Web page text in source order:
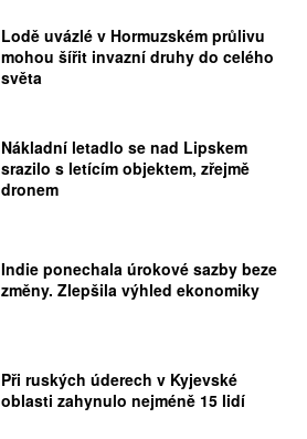
Lodě uvázlé v Hormuzském průlivu
mohou šířit invazní druhy do celého
světa
Nákladní letadlo se nad Lipskem
srazilo s letícím objektem, zřejmě
dronem
Indie ponechala úrokové sazby beze
změny. Zlepšila výhled ekonomiky
Při ruských úderech v Kyjevské
oblasti zahynulo nejméně 15 lidí